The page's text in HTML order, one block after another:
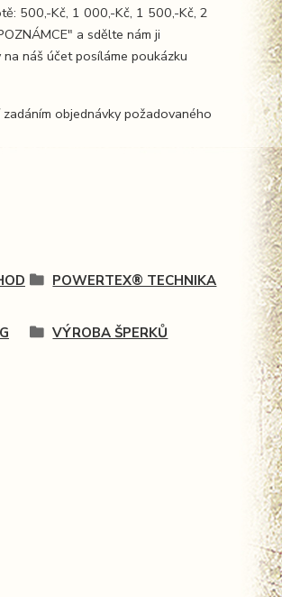
500,-Kč, 1 000,-Kč, 1 500,-Kč, 2
a sdělte nám ji
náš účet posíláme poukázku
objednávky požadovaného
POWERTEX® TECHNIKA
VÝROBA ŠPERKŮ